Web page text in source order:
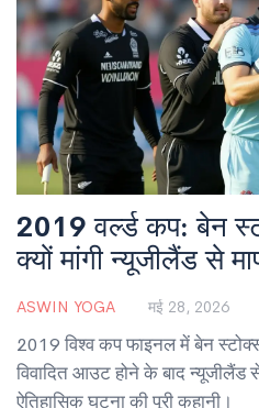
2019 वर्ल्ड कप: बेन
क्यों मांगी न्यूजीलैंड से
ASWIN YOGA मई 28, 2026
2019 विश्व कप फाइनल में बेन
विवादित आउट होने के बाद न्यूजीलैंड
ऐतिहासिक घटना की पूरी कहानी।